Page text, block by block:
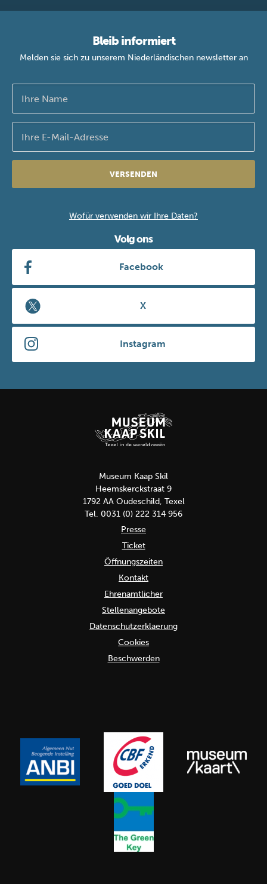
Bleib informiert
Melden sie sich zu unserem Niederländischen newsletter an
VERSENDEN
Wofür verwenden wir Ihre Daten?
Volg ons
Facebook
X
Instagram
Museum Kaap Skil
Heemskerckstraat 9
1792 AA Oudeschild, Texel
Tel. 0031 (0) 222 314 956
Presse
Ticket
Öffnungszeiten
Kontakt
Ehrenamtlicher
Stellenangebote
Datenschutzerklaerung
Cookies
Beschwerden